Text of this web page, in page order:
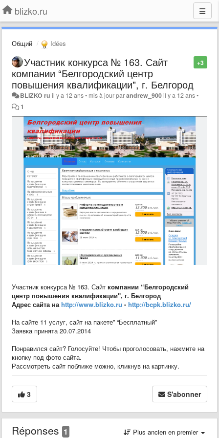
blizko.ru
Общий Idées
+3
Участник конкурса № 163. Сайт
компании “Белгородский центр
повышения квалификации", г. Белгород
BLIZKO ruil y a 12 ans• mis à jour parandrew_900il y a 12 ans•
1
Участник конкурса № 163. Сайт компании “Белгородский
центр повышения квалификации", г. Белгород
Адрес сайта наhttp://www.blizko.ru - http://bcpk.blizko.ru/
На сайте 11 услуг, сайт на пакете” “Бесплатный”
Заявка принята 20.07.2014
Понравился сайт? Голосуйте! Чтобы проголосовать, нажмите на
кнопку под фото сайта.
Рассмотреть сайт поближе можно, кликнув на картинку.
3 S'abonner
Réponses 1 Plus ancien en premier